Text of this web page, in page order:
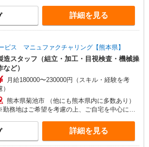
詳細を見る
ビス マニュファクチャリング【熊本県】
造スタッフ（組立・加工・目視検査・機械操
など）
月給180000〜230000円（スキル・経験を考
）
熊本県菊池市 （他にも熊本県内に多数あり）
勤務地はご希望を考慮の上、ご自宅を中心に通
し）
詳細を見る